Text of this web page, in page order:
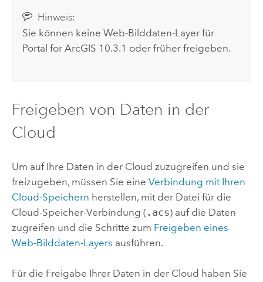
Hinweis:
Sie können keine Web-Bilddaten-Layer für
Portal for ArcGIS 10.3.1 oder früher freigeben.
Freigeben von Daten in der
Cloud
Um auf Ihre Daten in der Cloud zuzugreifen und sie
freizugeben, müssen Sie eine Verbindung mit Ihren
Cloud-Speichern herstellen, mit der Datei für die
Cloud-Speicher-Verbindung ( .acs) auf die Daten
zugreifen und die Schritte zum Freigeben eines
Web-Bilddaten-Layers ausführen.
Für die Freigabe Ihrer Daten in der Cloud haben Sie